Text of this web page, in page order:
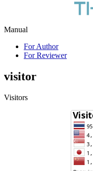
Manual
For Author
For Reviewer
visitor
Visitors